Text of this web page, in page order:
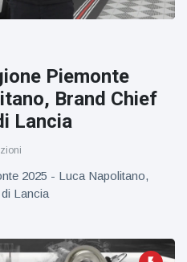
Piemonte
Brand Chief
Lancia
2025 - Luca Napolitano,
Lancia